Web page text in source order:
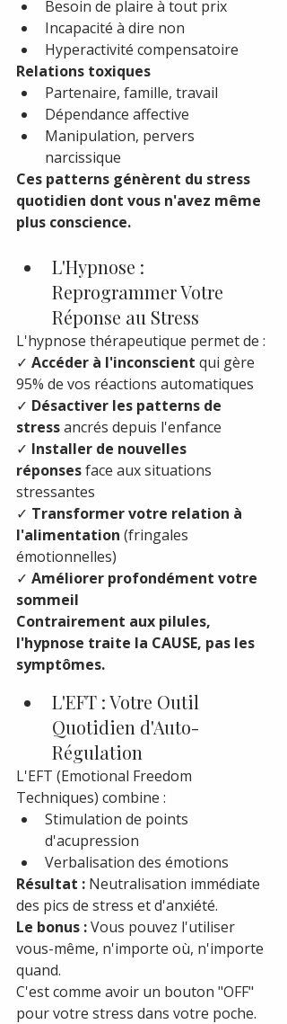
Besoin de plaire à tout prix
Incapacité à dire non
Hyperactivité compensatoire
Relations toxiques
Partenaire, famille, travail
Dépendance affective
Manipulation, pervers
narcissique
Ces patterns génèrent du stress
quotidien dont vous n'avez même
plus conscience.
L'Hypnose :
Reprogrammer Votre
Réponse au Stress
L'hypnose thérapeutique permet de :
✓ Accéder à l'inconscient qui gère
95% de vos réactions automatiques
✓ Désactiver les patterns de
stress ancrés depuis l'enfance
✓ Installer de nouvelles
réponses face aux situations
stressantes
✓ Transformer votre relation à
l'alimentation (fringales
émotionnelles)
✓ Améliorer profondément votre
sommeil
Contrairement aux pilules,
l'hypnose traite la CAUSE, pas les
symptômes.
L'EFT : Votre Outil
Quotidien d'Auto-
Régulation
L'EFT (Emotional Freedom
Techniques) combine :
Stimulation de points
d'acupression
Verbalisation des émotions
Résultat : Neutralisation immédiate
des pics de stress et d'anxiété.
Le bonus : Vous pouvez l'utiliser
vous-même, n'importe où, n'importe
quand.
C'est comme avoir un bouton "OFF"
pour votre stress dans votre poche.